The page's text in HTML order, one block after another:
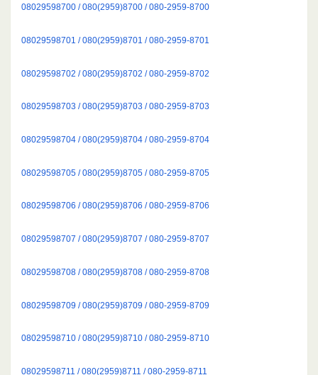
08029598700 / 080(2959)8700 / 080-2959-8700
08029598701 / 080(2959)8701 / 080-2959-8701
08029598702 / 080(2959)8702 / 080-2959-8702
08029598703 / 080(2959)8703 / 080-2959-8703
08029598704 / 080(2959)8704 / 080-2959-8704
08029598705 / 080(2959)8705 / 080-2959-8705
08029598706 / 080(2959)8706 / 080-2959-8706
08029598707 / 080(2959)8707 / 080-2959-8707
08029598708 / 080(2959)8708 / 080-2959-8708
08029598709 / 080(2959)8709 / 080-2959-8709
08029598710 / 080(2959)8710 / 080-2959-8710
08029598711 / 080(2959)8711 / 080-2959-8711